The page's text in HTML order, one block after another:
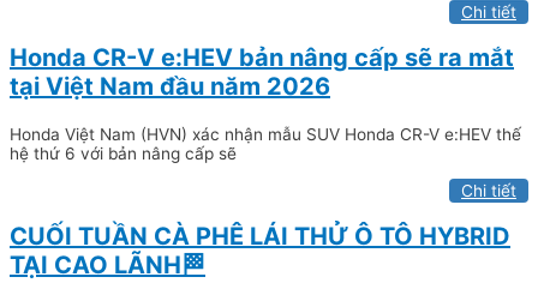
Chi tiết
Honda CR-V e:HEV bản nâng cấp sẽ ra mắt
tại Việt Nam đầu năm 2026
Honda Việt Nam (HVN) xác nhận mẫu SUV Honda CR-V e:HEV thế
hệ thứ 6 với bản nâng cấp sẽ
Chi tiết
CUỐI TUẦN CÀ PHÊ LÁI THỬ Ô TÔ HYBRID
TẠI CAO LÃNH🏁